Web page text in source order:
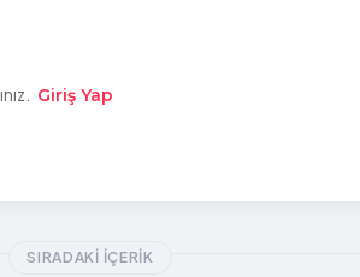
Giriş Yap
SIRADAKI İÇERIK